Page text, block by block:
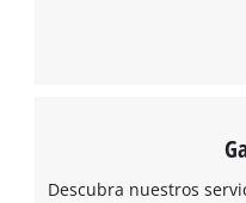
Descubra nuestros